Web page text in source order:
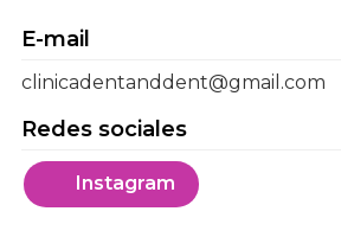
E-mail
clinicadentanddent@gmail.com
Redes sociales
Instagram